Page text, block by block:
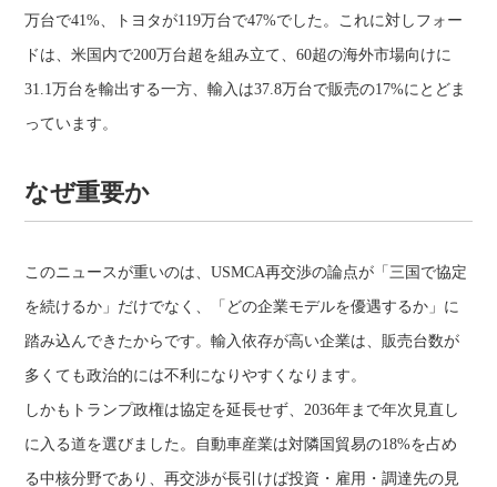
万台で41%、トヨタが119万台で47%でした。これに対しフォー
ドは、米国内で200万台超を組み立て、60超の海外市場向けに
31.1万台を輸出する一方、輸入は37.8万台で販売の17%にとどま
っています。
なぜ重要か
このニュースが重いのは、USMCA再交渉の論点が「三国で協定
を続けるか」だけでなく、「どの企業モデルを優遇するか」に
踏み込んできたからです。輸入依存が高い企業は、販売台数が
多くても政治的には不利になりやすくなります。
しかもトランプ政権は協定を延長せず、2036年まで年次見直し
に入る道を選びました。自動車産業は対隣国貿易の18%を占め
る中核分野であり、再交渉が長引けば投資・雇用・調達先の見